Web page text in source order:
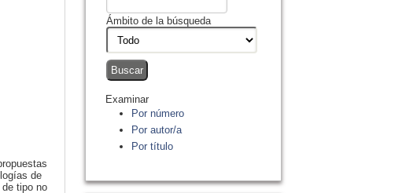
Ámbito de la búsqueda
Examinar
Por número
Por autor/a
Por título
de
tipo no